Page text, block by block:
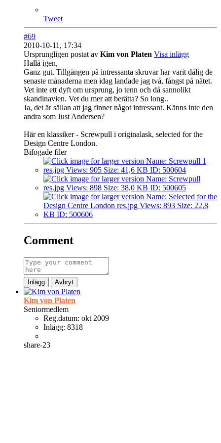
Tweet
#69
2010-10-11, 17:34
Ursprungligen postat av Kim von Platen Visa inlägg
Hallå igen,
Ganz gut. Tillgången på intressanta skruvar har varit dålig de
senaste månaderna men idag landade jag två, fångst på nätet.
Vet inte ett dyft om ursprung, jo tenn och då sannolikt
skandinavien. Vet du mer att berätta? So long..
Ja, det är sällan att jag finner något intressant. Känns inte den
andra som Just Andersen?
Här en klassiker - Screwpull i originalask, selected for the
Design Centre London.
Bifogade filer
Comment
Inlägg Avbryt
Kim von Platen
Seniormedlem
Reg.datum: okt 2009
Inlägg: 8318
share-23